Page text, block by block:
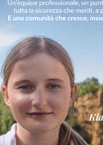
Estra Notizie agosto:
studenti coinvolti,
debutta il podcast
Più lette
Figline Incisa Valdarno 1
Piscina di Figline
Pnrr, il gruppo di
ringraziamento al